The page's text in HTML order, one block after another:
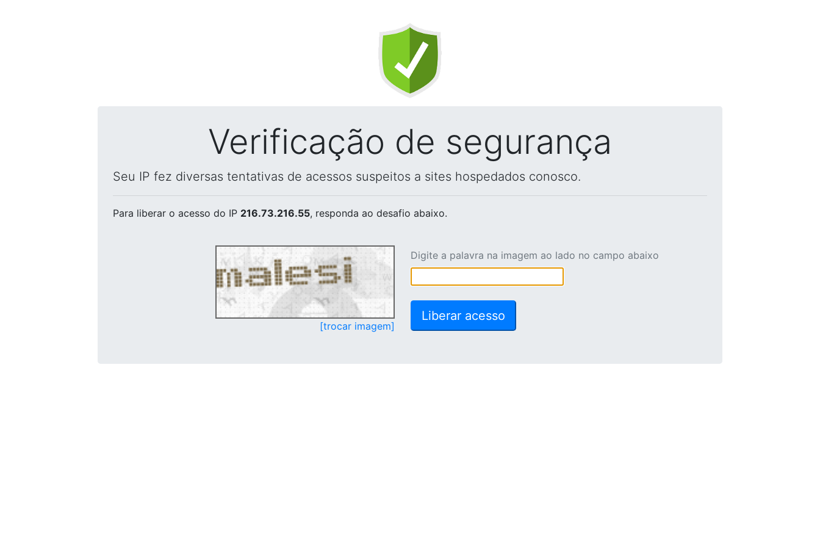
Verificação de segurança
Seu IP fez diversas tentativas de acessos suspeitos a sites hospedados conosco.
Para liberar o acesso do IP 216.73.216.55, responda ao desafio abaixo.
[trocar imagem]
Digite a palavra na imagem ao lado no campo abaixo